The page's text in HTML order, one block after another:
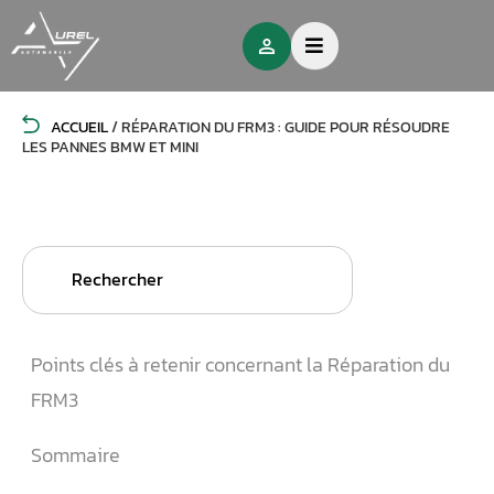
ACCUEIL/RÉPARATION DU FRM3 : GUIDE POUR RÉSOUDRE
LES PANNES BMW ET MINI
Search
Points clés à retenir concernant la Réparation du
FRM3
Sommaire